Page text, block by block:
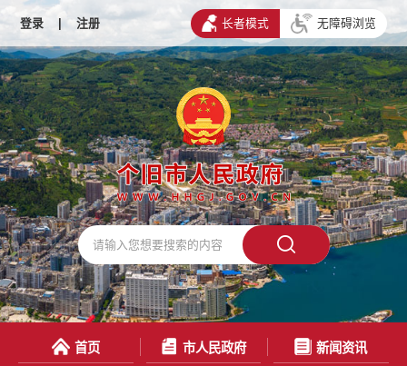
登录 | 注册 长者模式 无障碍浏览
首页 市人民政府 新闻资讯